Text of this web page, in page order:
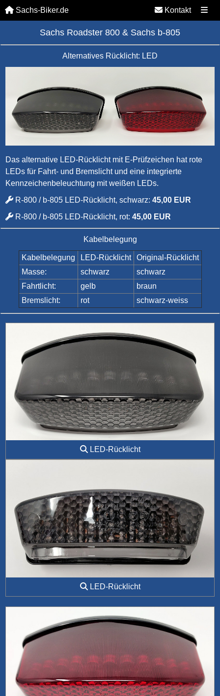
Sachs-Biker.de Kontakt
Sachs Roadster 800 & Sachs b-805
Alternatives Rücklicht: LED
Das alternative LED-Rücklicht mit E-Prüfzeichen hat rote
LEDs für Fahrt- und Bremslicht und eine integrierte
Kennzeichenbeleuchtung mit weißen LEDs.
R-800 / b-805 LED-Rücklicht, schwarz: 45,00 EUR
R-800 / b-805 LED-Rücklicht, rot: 45,00 EUR
Kabelbelegung
Kabelbelegung LED-Rücklicht
Original-Rücklicht
Masse:
schwarz
schwarz
Fahrtlicht:
gelb
braun
Bremslicht:
rot schwarz-weiss
LED-Rücklicht
LED-Rücklicht